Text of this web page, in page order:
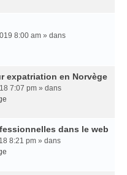
8:00 am » dans
expatriation en Norvège
7:07 pm » dans
dans le web
8:21 pm » dans